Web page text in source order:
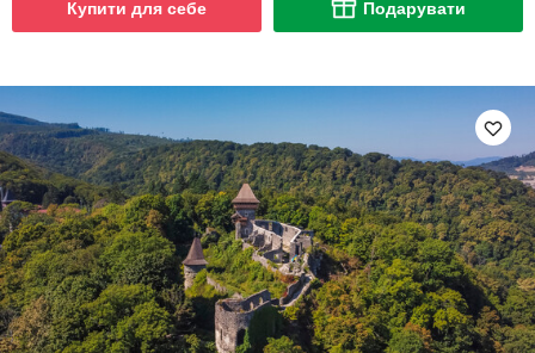
Купити для себе Подарувати